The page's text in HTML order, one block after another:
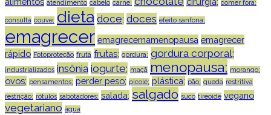
atendimento cabelo carne; comer fora;
consulta couve; dieta doce; doces efeito sanfona;
emagrecer emagrecernamenopausa emagrecer
rápido Fotoproteção fruta frutas; gordura; gordura corporal;
industrializados insônia iogurte; maçã menopausa; morango;
ovos; pensamentos; perder peso; picolé; plástica; pão; queda restritiva
restrição; rótulos sabotadores; salada; salgado suco tireoide vegano
vegetariano água